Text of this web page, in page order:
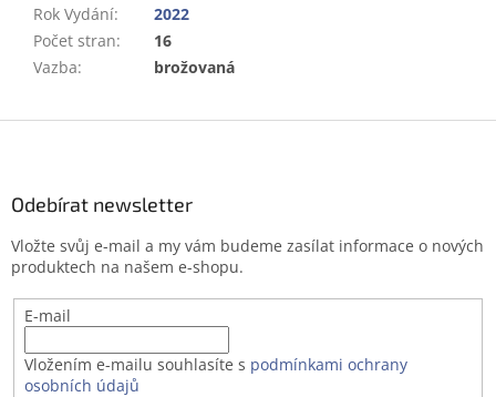
Rok Vydání:
2022
Počet stran:
16
Vazba: brožovaná
Odebírat newsletter
Vložte svůj e-mail a my vám budeme zasílat informace o nových
produktech na našem e-shopu.
E-mail
Vložením e-mailu souhlasíte s podmínkami ochrany
osobních údajů